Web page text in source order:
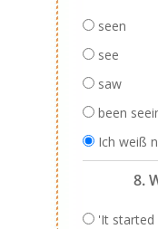
seen
see
saw
been
Ich weiß
8.
'It started